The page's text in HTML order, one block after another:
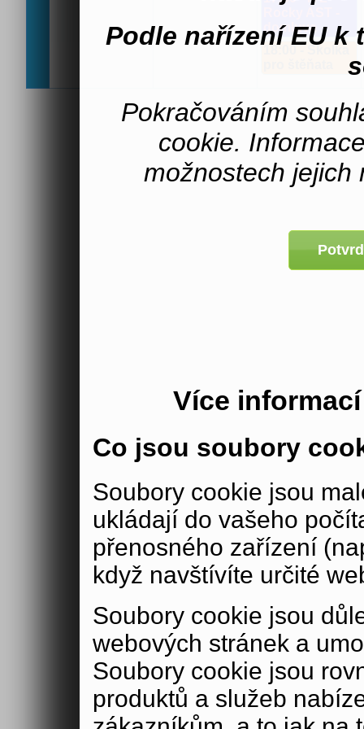
Podle nařízení EU k
Pokračováním
cookie.
možnostech jejich
Více
Co jsou soubory
Soubory cookie jsou
ukládají do vašeho
přenosného zařízení
když navštívíte určité
Soubory cookie jsou
webových stránek a
Soubory cookie jsou
produktů a služeb
domluva